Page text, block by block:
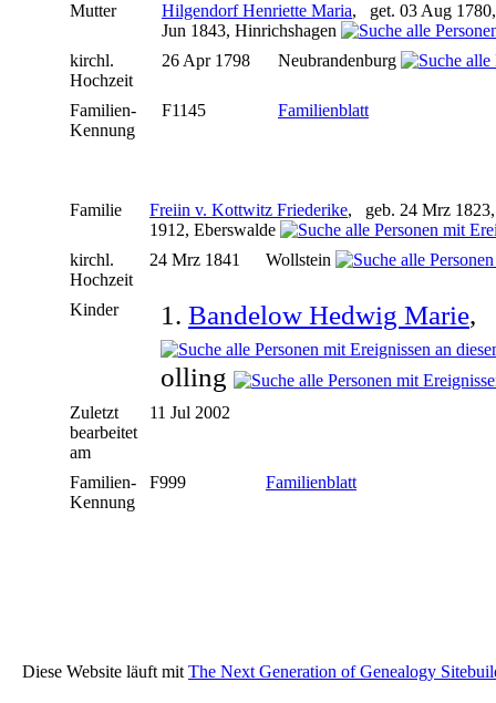
Mutter
Hilgendorf Henriette Maria, get. 03 Aug
Jun 1843, Hinrichshagen
kirchl.
Hochzeit
26 Apr 1798 Neubrandenburg
Familien-
Kennung
F1145 Familienblatt
Familie Freiin v. Kottwitz Friederike, geb. 24 Mrz
1912, Eberswalde
kirchl.
Hochzeit
24 Mrz 1841 Wollstein
Kinder 1. Bandelow Hedwig Marie,
olling
Zuletzt
bearbeitet
am
11 Jul 2002
Familien-
Kennung
F999 Familienblatt
Diese Website läuft mit The Next Generation of Genealogy